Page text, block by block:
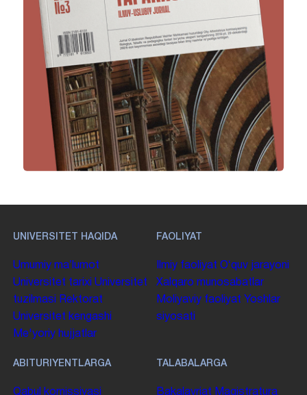
UNIVERSITET HAQIDA
Umumiy maʼlumot
Universitet tarixi Universitet
tuzilmasi
Rektorat
Universitet kengashi
Me'yoriy hujjatlar
FAOLIYAT
Ilmiy faoliyat Oʻquv jarayoni
Xalqaro munosabatlar
Moliyaviy faoliyat Yoshlar
siyosati
ABITURIYENTLARGA
Qabul komissiyasi
TALABALARGA
Bakalavriat Magistratura